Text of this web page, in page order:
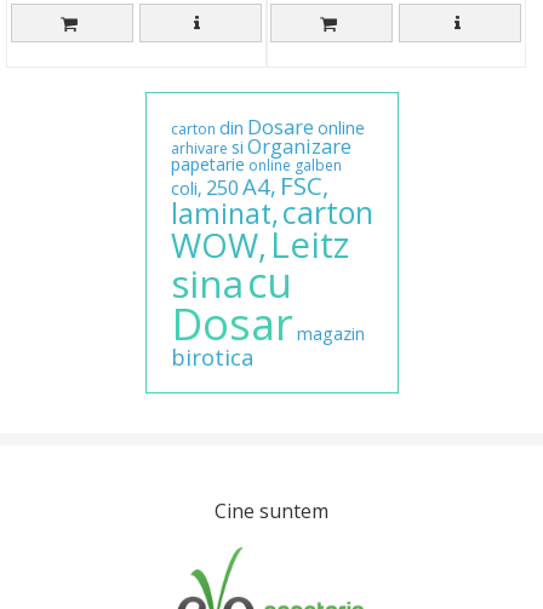
carton din Dosare online
arhivare si Organizare
papetarie online galben
coli, 250A4, FSC,
laminat,carton
WOW, Leitz
sinacu
Dosar magazin
birotica
Cine suntem